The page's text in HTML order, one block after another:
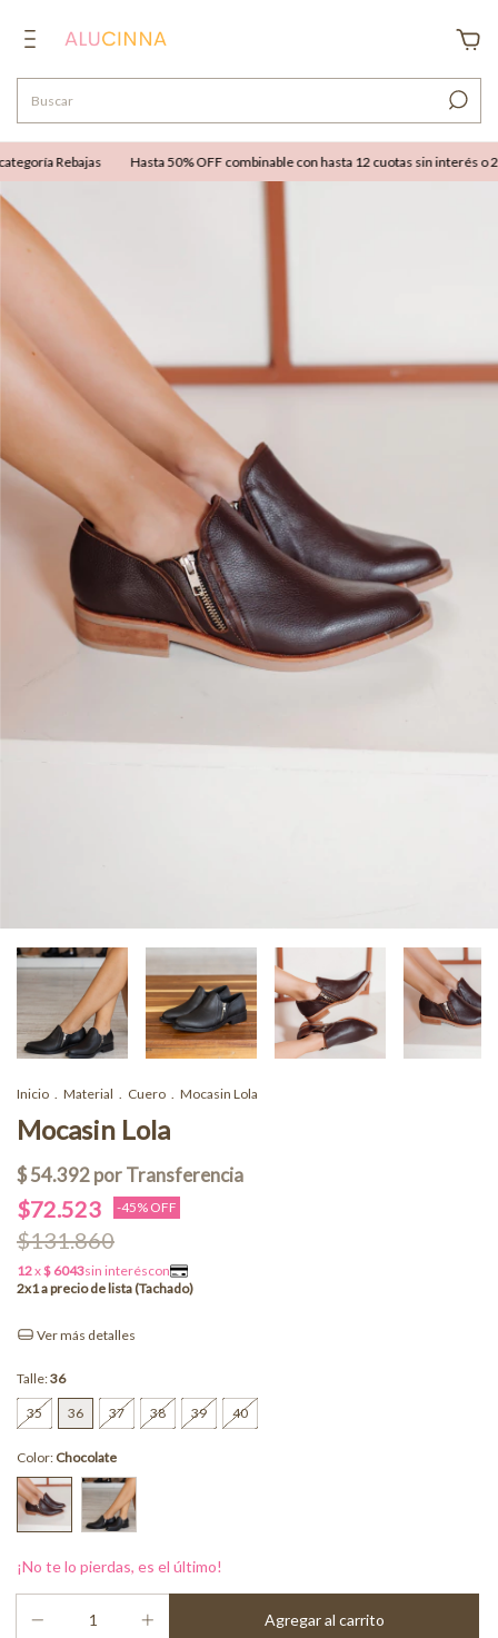
Rebajas Hasta 50% OFF combinable con hasta 12 cuotas sin interés o
Inicio Material Cuero Mocasin Lola
Mocasin Lola
$72.523 -45% OFF
$131.860
Ver más detalles
Talle:36
35 36 37 38 39 40
Color: Chocolate
¡No te lo pierdas, es el último!